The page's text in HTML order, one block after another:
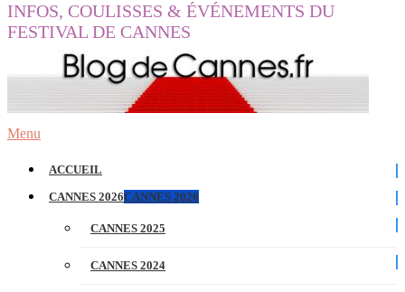
INFOS, COULISSES & ÉVÉNEMENTS DU
FESTIVAL DE CANNES
Menu
ACCUEIL
CANNES 2026CANNES 2026
CANNES 2025
CANNES 2024